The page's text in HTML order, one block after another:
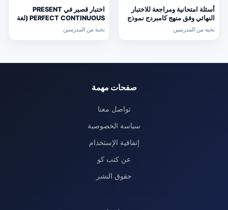
أسئلة امتحانية ومراجعة للاختبار
النهائي وفق منهج كامبردج نموذج
ثالث (رياضيات) التاسع
نخبة من المدرسين
اختبار قصير في PRESENT
PERFECT CONTINUOUS (لغة
انجليزية) حلقة ثانية
نخبة من المدرسين
صفحات مهمة
تواصل معنا
سياسة الخصوصية
إتفاقية الإستخدام
عن كتب كو
حقوق النشر